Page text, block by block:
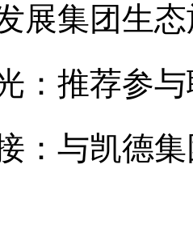
集团生态
推荐参与
与凯德集